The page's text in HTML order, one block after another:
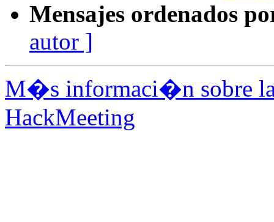
Mensajes ordenados
autor ]
M�s informaci�n sobre
HackMeeting